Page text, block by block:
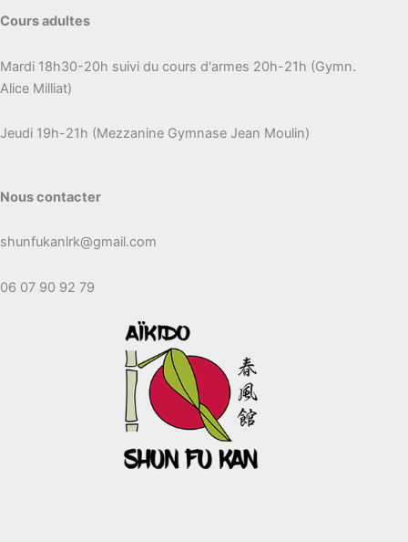
Cours adultes
Mardi 18h30-20h suivi du cours d'armes 20h-21h (Gymn.
Alice Milliat)
Jeudi 19h-21h (Mezzanine Gymnase Jean Moulin)
Nous contacter
shunfukanlrk@gmail.com
06 07 90 92 79